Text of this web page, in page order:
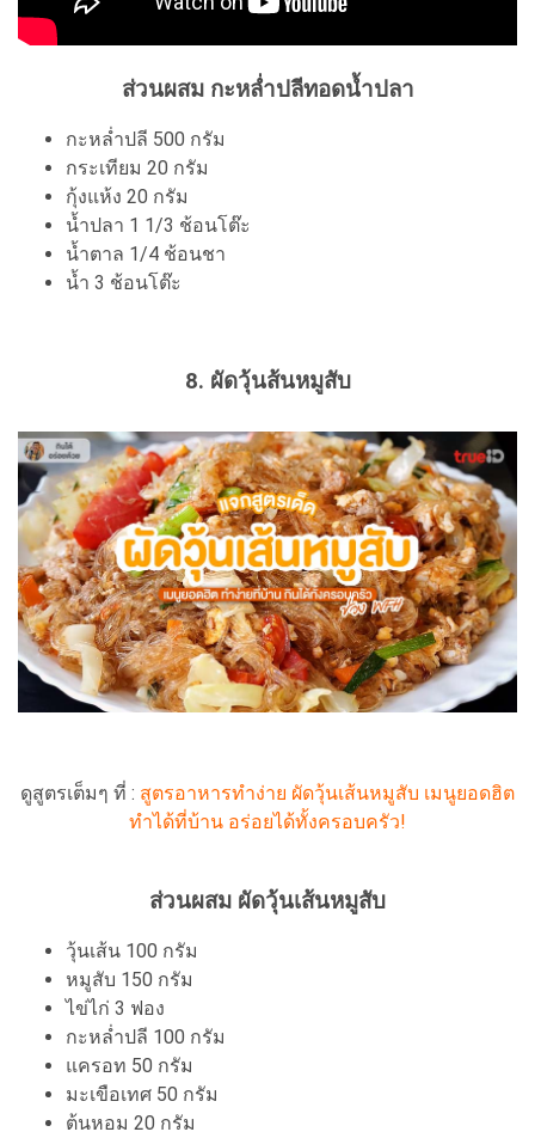
ส่วนผสม กะหล่ำปลีทอดน้ำปลา
กะหล่ำปลี 500 กรัม
กระเทียม 20 กรัม
กุ้งแห้ง 20 กรัม
น้ำปลา 1 1/3 ช้อนโต๊ะ
น้ำตาล 1/4 ช้อนชา
น้ำ 3 ช้อนโต๊ะ
8. ผัดวุ้นส้นหมูสับ
ดูสูตรเต็มๆ ที่ : สูตรอาหารทำง่าย ผัดวุ้นเส้นหมูสับ เมนูยอดฮิต
ทำได้ที่บ้าน อร่อยได้ทั้งครอบครัว!
ส่วนผสม ผัดวุ้นเส้นหมูสับ
วุ้นเส้น 100 กรัม
หมูสับ 150 กรัม
ไข่ไก่ 3 ฟอง
กะหล่ำปลี 100 กรัม
แครอท 50 กรัม
มะเขือเทศ 50 กรัม
ต้นหอม 20 กรัม